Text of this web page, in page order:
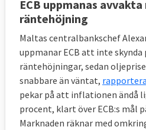
ECB uppmanas avvakta
räntehöjning
Maltas centralbankschef
uppmanar ECB att inte
räntehöjningar, sedan
snabbare än väntat,
pekar på att inflationen ändå
procent, klart över ECB:s mål
Marknaden räknar med